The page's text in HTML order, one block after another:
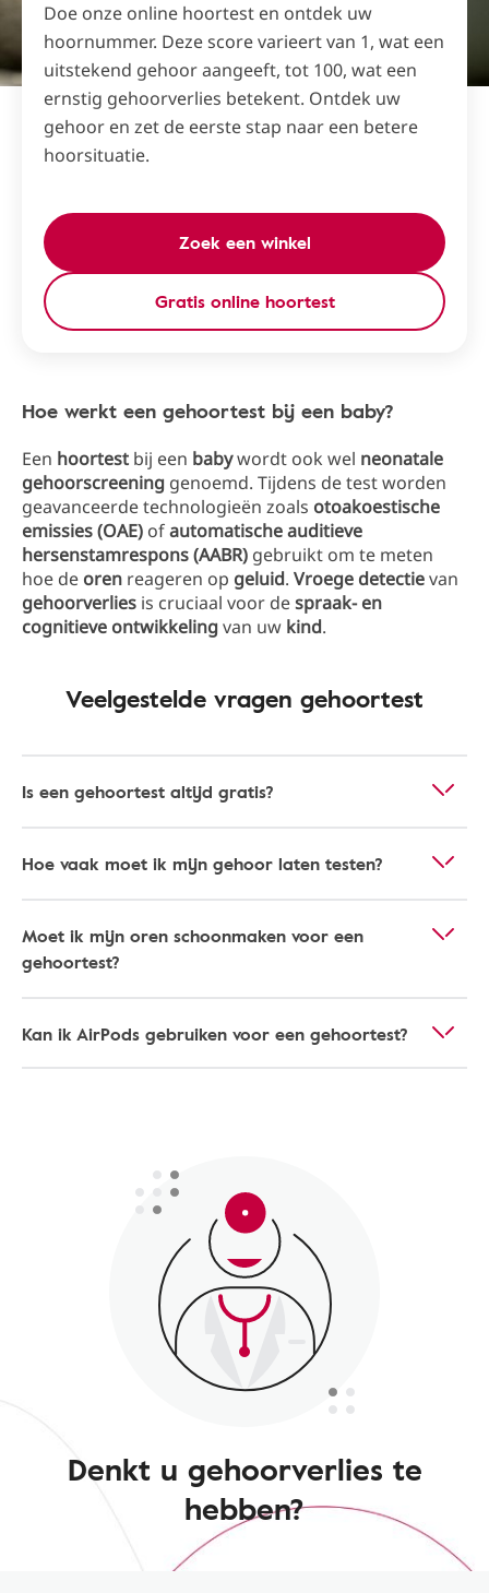
Doe onze online hoortest en ontdek uw
hoornummer. Deze score varieert van 1, wat een
uitstekend gehoor aangeeft, tot 100, wat een
ernstig gehoorverlies betekent. Ontdek uw
gehoor en zet de eerste stap naar een betere
hoorsituatie.
Zoek een winkel
Gratis online hoortest
Hoe werkt een gehoortest bij een baby?
Een hoortest bij een babywordt ook wel neonatale
gehoorscreening genoemd. Tijdens de test worden
geavanceerde technologieën zoals otoakoestische
emissies (OAE) ofautomatische auditieve
hersenstamrespons (AABR) gebruikt om te meten
hoe de oren reageren op geluid. Vroege detectievan
gehoorverlies is cruciaal voor despraak- en
cognitieve ontwikkelingvan uw kind.
Veelgestelde vragen gehoortest
Is een gehoortest altijd gratis?
Hoe vaak moet ik mijn gehoor laten testen?
Moet ik mijn oren schoonmaken voor een
gehoortest?
Kan ik AirPods gebruiken voor een gehoortest?
Denkt u gehoorverlies te
hebben?